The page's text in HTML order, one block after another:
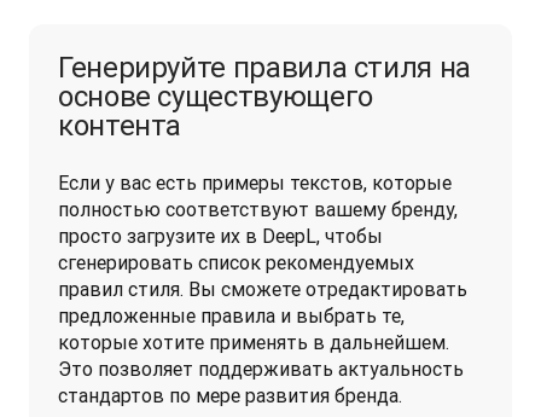
Генерируйте правила стиля на
основе существующего
контента
Если у вас есть примеры текстов, которые
полностью соответствуют вашему бренду,
просто загрузите их в DeepL, чтобы
сгенерировать список рекомендуемых
правил стиля. Вы сможете отредактировать
предложенные правила и выбрать те,
которые хотите применять в дальнейшем.
Это позволяет поддерживать актуальность
стандартов по мере развития бренда.